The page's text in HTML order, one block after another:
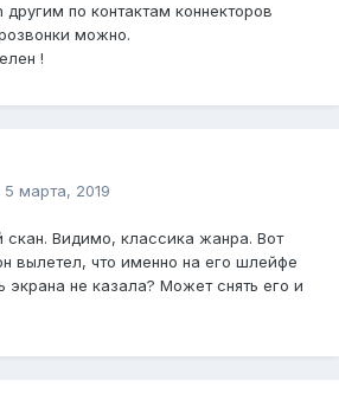
по контактам коннекторов
можно.
!
5 марта, 2019
Видимо, классика жанра. Вот
вылетел, что именно на его шлейфе
экрана не казала? Может снять его и